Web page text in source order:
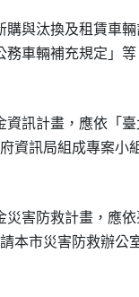
購與汰換及租賃車
資訊計畫，應依「
災害防救計畫，應